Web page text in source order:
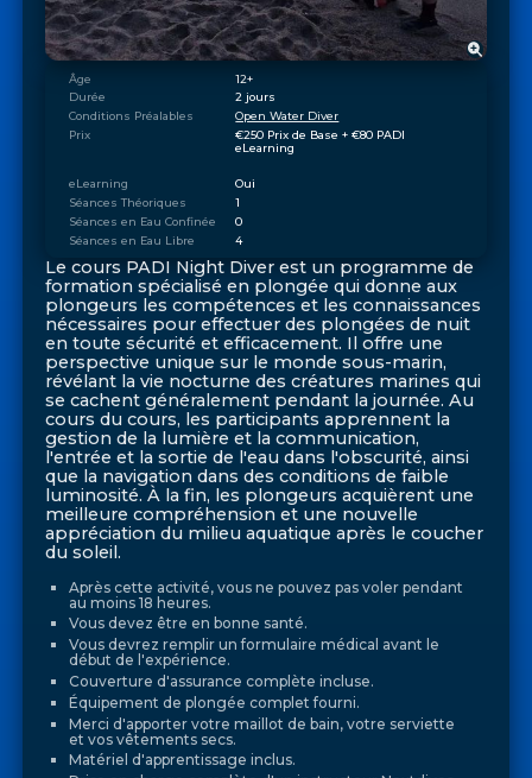
Âge
12+
Durée
2 jours
Conditions Préalables
Open Water Diver
Prix
€250 Prix de Base + €80 PADI
eLearning
eLearning
Oui
Séances Théoriques
1
Séances en Eau Confinée
0
Séances en Eau Libre
4
Le cours PADI Night Diver est un programme de
formation spécialisé en plongée qui donne aux
plongeurs les compétences et les connaissances
nécessaires pour effectuer des plongées de nuit
en toute sécurité et efficacement. Il offre une
perspective unique sur le monde sous-marin,
révélant la vie nocturne des créatures marines qui
se cachent généralement pendant la journée. Au
cours du cours, les participants apprennent la
gestion de la lumière et la communication,
l'entrée et la sortie de l'eau dans l'obscurité, ainsi
que la navigation dans des conditions de faible
luminosité. À la fin, les plongeurs acquièrent une
meilleure compréhension et une nouvelle
appréciation du milieu aquatique après le coucher
du soleil.
Après cette activité, vous ne pouvez pas voler pendant
au moins 18 heures.
Vous devez être en bonne santé.
Vous devrez remplir un formulaire médical avant le
début de l'expérience.
Couverture d'assurance complète incluse.
Équipement de plongée complet fourni.
Merci d'apporter votre maillot de bain, votre serviette
et vos vêtements secs.
Matériel d'apprentissage inclus.